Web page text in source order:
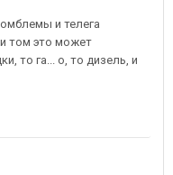
и телега
том это может
то га... о, то дизель, и